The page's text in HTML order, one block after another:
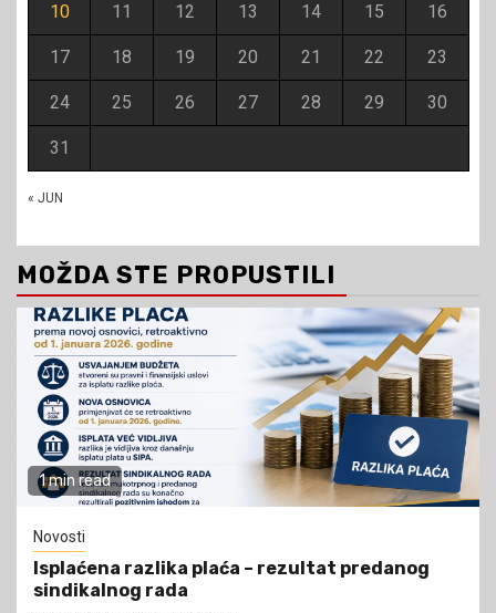
« JUN
10 11 12 13 14 15 16
17 18 19 20 21 22 23
24 25 26 27 28 29 30
31
MOŽDA STE PROPUSTILI
1 min read
Novosti
Isplaćena razlika plaća – rezultat predanog
sindikalnog rada